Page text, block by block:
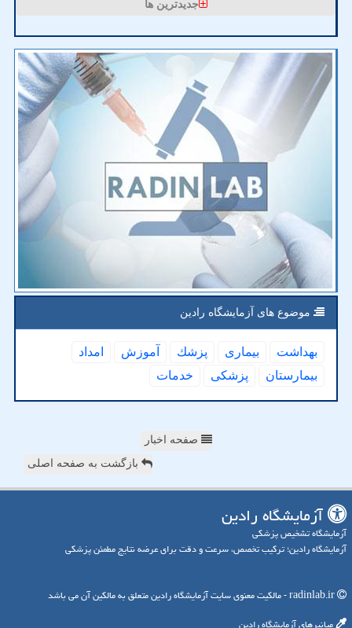
جدیدترین ها
موضوع های آزمایشگاه رادین
بهداشت بیماری پزشك آموزش
امداد
بیمارستان
پزشكی خدمات
صفحه اخبار
بازگشت به صفحه اصلی
آزمایشگاه رادین
آزمایشگاه تشخیص پزشکی
آزمایشگاه رادین؛ ترکیب تخصص، سرعت و دقت برای عرضه نتایج مطمئن پزشکی